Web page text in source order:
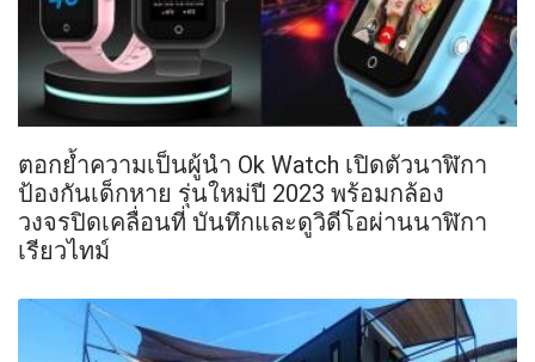
ตอกย้ำความเป็นผู้นำ Ok Watch เปิดตัวนาฬิกา
ป้องกันเด็กหาย รุ่นใหม่ปี 2023 พร้อมกล้อง
วงจรปิดเคลื่อนที่ บันทึกและดูวิดีโอผ่านนาฬิกา
เรียวไทม์